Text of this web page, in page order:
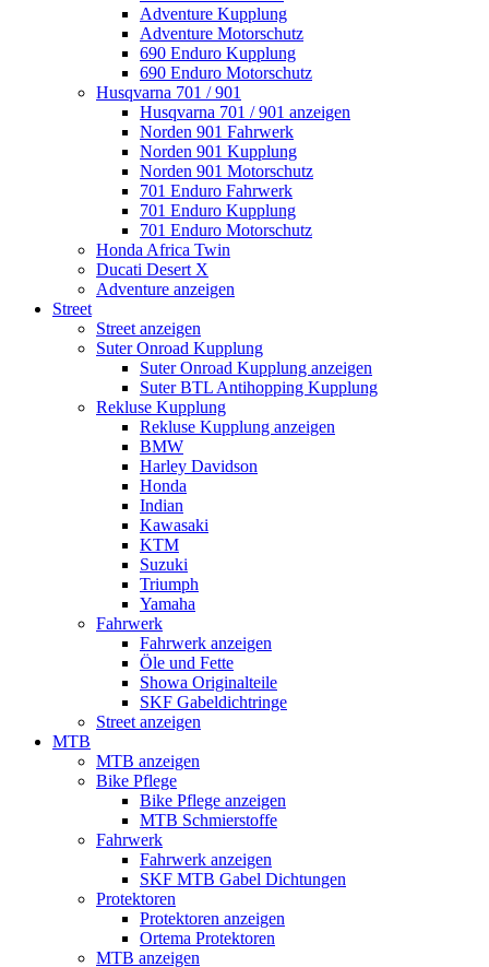
Adventure Kupplung
Adventure Motorschutz
690 Enduro Kupplung
690 Enduro Motorschutz
Husqvarna 701 / 901
Husqvarna 701 / 901 anzeigen
Norden 901 Fahrwerk
Norden 901 Kupplung
Norden 901 Motorschutz
701 Enduro Fahrwerk
701 Enduro Kupplung
701 Enduro Motorschutz
Honda Africa Twin
Ducati Desert X
Adventure anzeigen
Street
Street anzeigen
Suter Onroad Kupplung
Suter Onroad Kupplung anzeigen
Suter BTL Antihopping Kupplung
Rekluse Kupplung
Rekluse Kupplung anzeigen
BMW
Harley Davidson
Honda
Indian
Kawasaki
KTM
Suzuki
Triumph
Yamaha
Fahrwerk
Fahrwerk anzeigen
Öle und Fette
Showa Originalteile
SKF Gabeldichtringe
Street anzeigen
MTB
MTB anzeigen
Bike Pflege
Bike Pflege anzeigen
MTB Schmierstoffe
Fahrwerk
Fahrwerk anzeigen
SKF MTB Gabel Dichtungen
Protektoren
Protektoren anzeigen
Ortema Protektoren
MTB anzeigen